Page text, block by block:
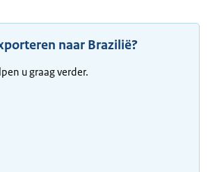
naar Brazilië?
u graag verder.